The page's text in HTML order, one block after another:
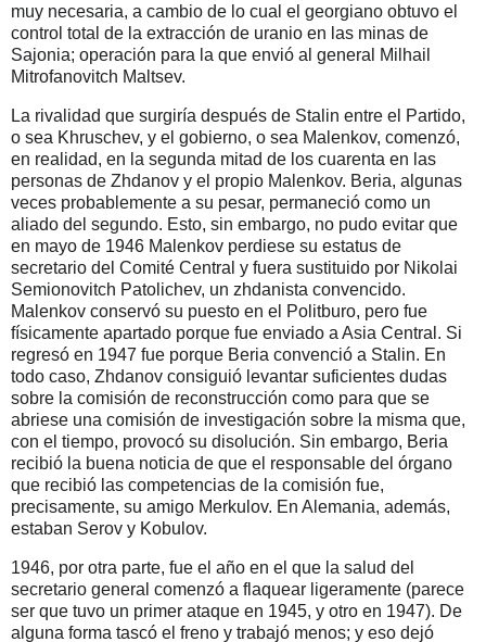
muy necesaria, a cambio de lo cual el georgiano obtuvo el
control total de la extracción de uranio en las minas de
Sajonia; operación para la que envió al general Milhail
Mitrofanovitch Maltsev.
La rivalidad que surgiría después de Stalin entre el Partido,
o sea Khruschev, y el gobierno, o sea Malenkov, comenzó,
en realidad, en la segunda mitad de los cuarenta en las
personas de Zhdanov y el propio Malenkov. Beria, algunas
veces probablemente a su pesar, permaneció como un
aliado del segundo. Esto, sin embargo, no pudo evitar que
en mayo de 1946 Malenkov perdiese su estatus de
secretario del Comité Central y fuera sustituido por Nikolai
Semionovitch Patolichev, un zhdanista convencido.
Malenkov conservó su puesto en el Politburo, pero fue
físicamente apartado porque fue enviado a Asia Central. Si
regresó en 1947 fue porque Beria convenció a Stalin. En
todo caso, Zhdanov consiguió levantar suficientes dudas
sobre la comisión de reconstrucción como para que se
abriese una comisión de investigación sobre la misma que,
con el tiempo, provocó su disolución. Sin embargo, Beria
recibió la buena noticia de que el responsable del órgano
que recibió las competencias de la comisión fue,
precisamente, su amigo Merkulov. En Alemania, además,
estaban Serov y Kobulov.
1946, por otra parte, fue el año en el que la salud del
secretario general comenzó a flaquear ligeramente (parece
ser que tuvo un primer ataque en 1945, y otro en 1947). De
alguna forma tascó el freno y trabajó menos; y eso dejó